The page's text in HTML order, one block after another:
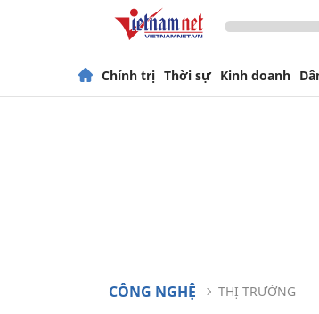
Chính trị Thời sự Kinh doanh
CÔNG NGHỆ THỊ TRƯỜNG